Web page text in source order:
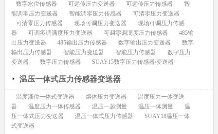
数字水位传感器 可远传压力变送器 可远传压力传感器
智
能调零压力变送器
智能调零压力传感器
可清零压力变送器
可清零压力传感器
现场可调压力变送器
现场可调压力传感
器
可调零调满度压力变送器 可调零调满度压力传感器
485输
出压力变送器
485输出压力传感器 数字输出压力变送器
数字
输出压力传感器
智能压力变送器 智能压力传感器
数字压力
变送器
数字压力传感器 SUAY15数字压力传感器/变送器
温压一体式压力传感器变送器
温度液位一体式变送器 熔体压力变送器
温度压力一体变送
器
温度压力一体传感器 温压一起测量 温压一体测量
温
压一体式压力变送器
温压一体式压力传感器
SUAY18温压一体
式变送器